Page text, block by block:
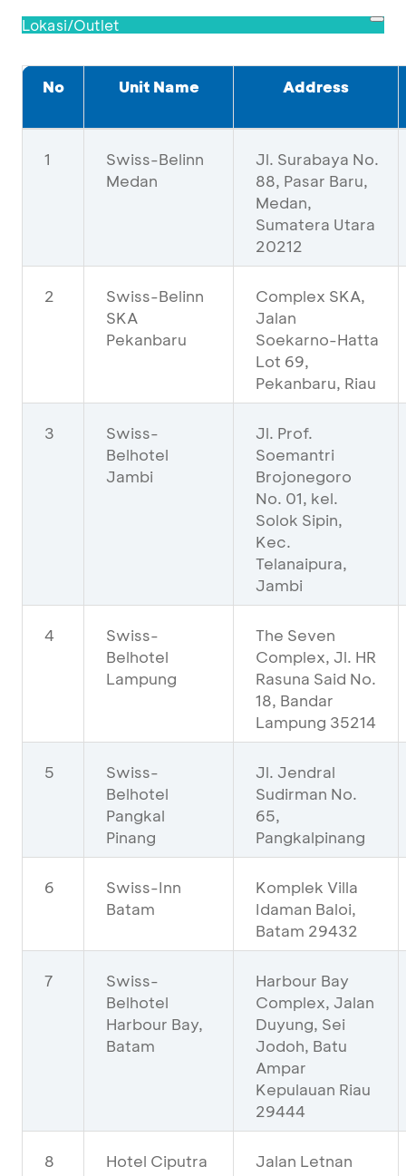
Lokasi/Outlet
No Unit Name Address
1
Swiss-Belinn
Medan
Jl. Surabaya No.
88, Pasar Baru,
Medan,
Sumatera Utara
20212
2
Swiss-Belinn
SKA
Pekanbaru
Complex SKA,
Jalan
Soekarno-Hatta
Lot 69,
Pekanbaru, Riau
3
Swiss-
Belhotel
Jambi
Jl. Prof.
Soemantri
Brojonegoro
No. 01, kel.
Solok Sipin,
Kec.
Telanaipura,
Jambi
4
Swiss-
Belhotel
Lampung
The Seven
Complex, Jl. HR
Rasuna Said No.
18, Bandar
Lampung 35214
5
Swiss-
Belhotel
Pangkal
Pinang
Jl. Jendral
Sudirman No.
65,
Pangkalpinang
6
Swiss-Inn
Batam
Komplek Villa
Idaman Baloi,
Batam 29432
7
Swiss-
Belhotel
Harbour Bay,
Batam
Harbour Bay
Complex, Jalan
Duyung, Sei
Jodoh, Batu
Ampar
Kepulauan Riau
29444
8
Hotel Ciputra
Jalan Letnan